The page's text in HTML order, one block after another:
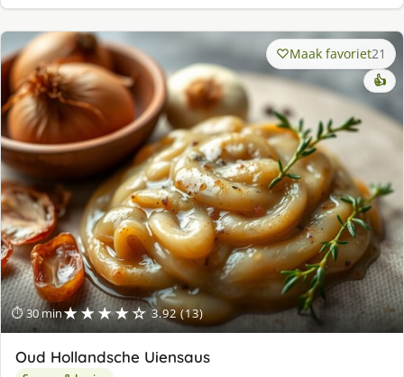
⏱ 30 min★★★★☆ 3.92 (13)
Maak favoriet21
👍
Oud Hollandsche Uiensaus